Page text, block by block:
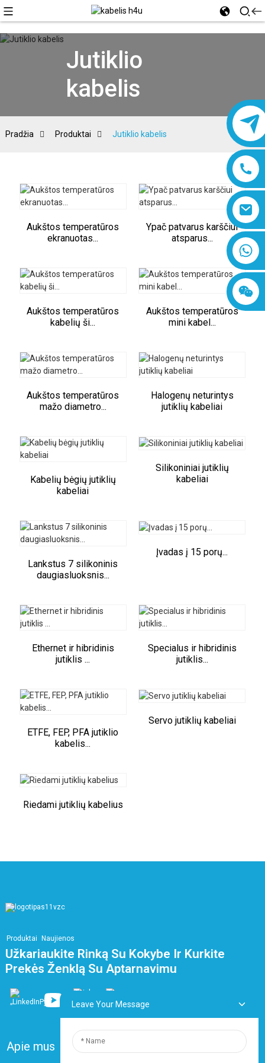
8618019377761
Jutiklio
kabelis
Pradžia Produktai Jutiklio kabelis
Aukštos temperatūros
ekranuotas...
Ypač patvarus karščiui
atsparus...
Aukštos temperatūros
kabelių ši...
Aukštos temperatūros
mini kabel...
Aukštos temperatūros
mažo diametro...
Halogenų neturintys
jutiklių kabeliai
Kabelių bėgių jutiklių
kabeliai
Silikoniniai jutiklių
kabeliai
Lankstus 7 silikoninis
daugiasluoksnis...
Įvadas į 15 porų...
Ethernet ir hibridinis
jutiklis ...
Specialus ir hibridinis
jutiklis...
ETFE, FEP, PFA jutiklio
kabelis...
Servo jutiklių kabeliai
Riedami jutiklių kabelius
Produktai Naujienos
Užkariaukite Rinką Su Kokybe Ir Kurkite
Prekės Ženklą Su Aptarnavimu
Apie mus DUK Susisiekite su mumis
Leave Your Message